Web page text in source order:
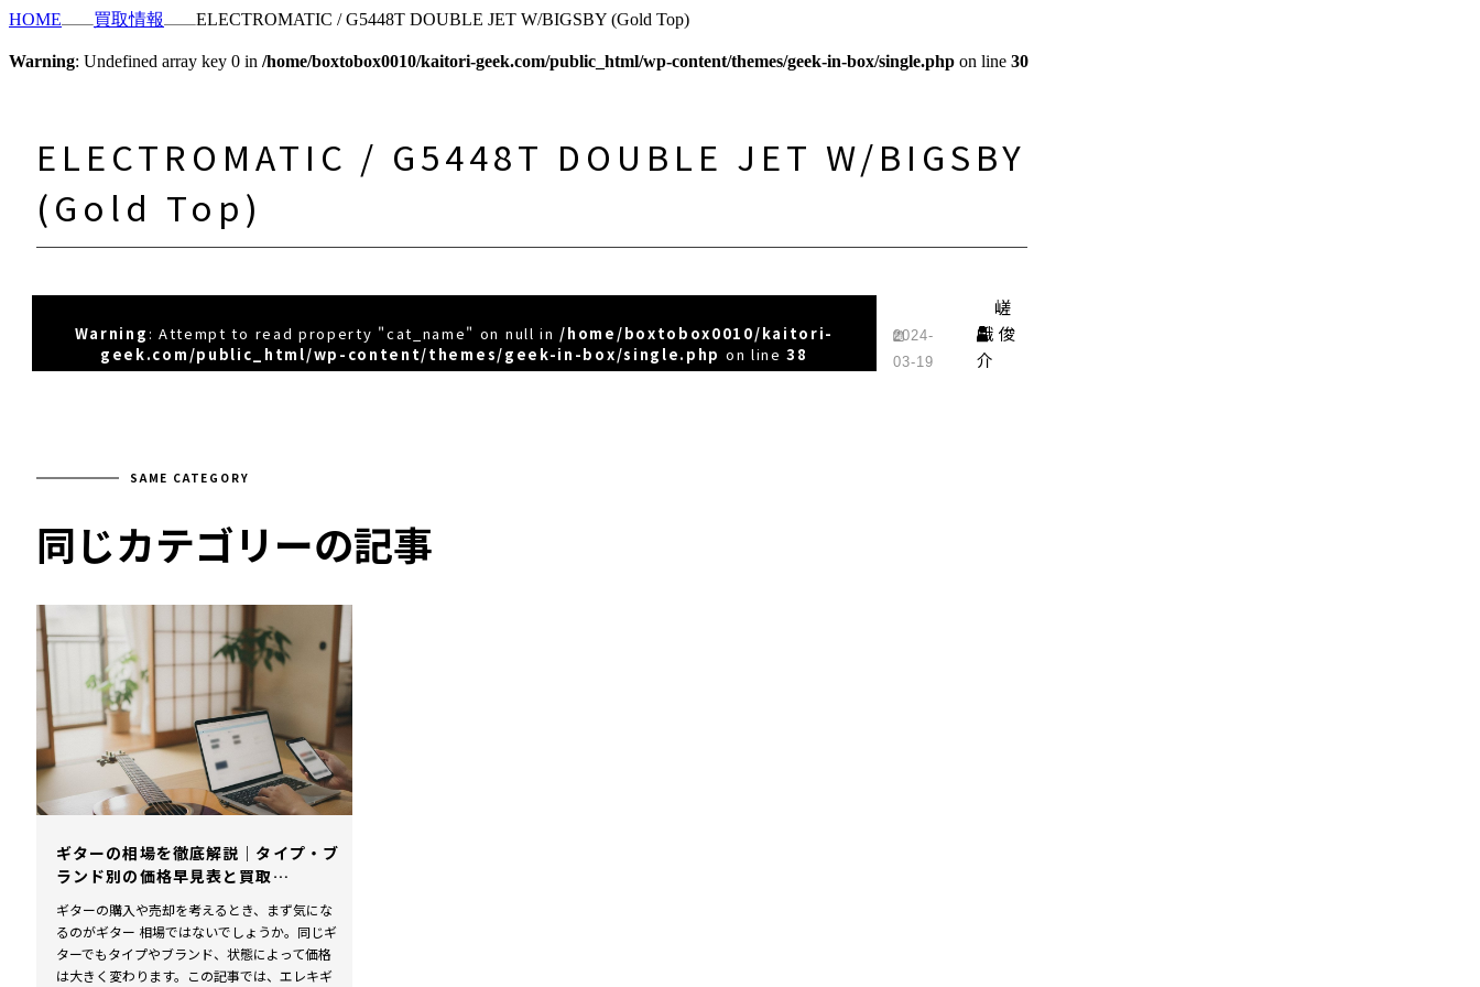
HOME 買取情報 ELECTROMATIC / G5448T DOUBLE JET W/BIGSBY (Gold Top)
Warning: Undefined array key 0 in /home/boxtobox0010/kaitori-geek.com/public_html/wp-content/themes/geek-in-box/single.php on line 30
ELECTROMATIC / G5448T DOUBLE JET W/BIGSBY
(Gold Top)
Warning : Attempt to read property "cat_name" on null in/home/boxtobox0010/kaitori-
geek.com/public_html/wp-content/themes/geek-in-box/single.php on line38
2024-
03-19
嵯
峨 俊
介
SAME CATEGORY
同じカテゴリーの記事
ギターの相場を徹底解説｜タイプ・ブ
ランド別の価格早見表と買取…
ギターの購入や売却を考えるとき、まず気にな
るのがギター 相場ではないでしょうか。同じギ
ターでもタイプやブランド、状態によって価格
は大きく変わります。この記事では、エレキギ